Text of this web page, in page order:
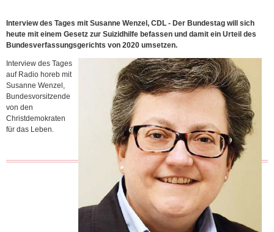
Interview des Tages mit Susanne Wenzel, CDL - Der Bundestag will sich
heute mit einem Gesetz zur Suizidhilfe befassen und damit ein Urteil des
Bundesverfassungsgerichts von 2020 umsetzen.
Interview des Tages
auf Radio horeb mit
Susanne Wenzel,
Bundesvorsitzende
von den
Christdemokraten
für das Leben.